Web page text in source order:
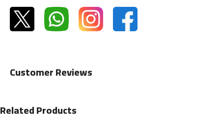
Customer Reviews
Related Products